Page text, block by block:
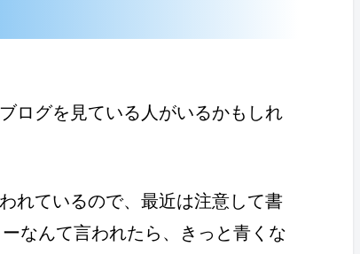
ログを見ている人がいるかもしれ
れているので、最近は注意して書
なんて言われたら、きっと青くな